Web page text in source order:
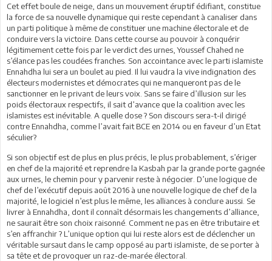
Cet effet boule de neige, dans un mouvement éruptif édifiant, constitue
la force de sa nouvelle dynamique qui reste cependant à canaliser dans
un parti politique à même de constituer une machine électorale et de
conduire vers la victoire. Dans cette course au pouvoir à conquérir
légitimement cette fois par le verdict des urnes, Youssef Chahed ne
s’élance pas les coudées franches. Son accointance avec le parti islamiste
Ennahdha lui sera un boulet au pied. Il lui vaudra la vive indignation des
électeurs modernistes et démocrates qui ne manqueront pas de le
sanctionner en le privant de leurs voix. Sans se faire d’illusion sur les
poids électoraux respectifs, il sait d’avance que la coalition avec les
islamistes est inévitable. A quelle dose ? Son discours sera-t-il dirigé
contre Ennahdha, comme l’avait fait BCE en 2014 ou en faveur d’un Etat
séculier?
Si son objectif est de plus en plus précis, le plus probablement, s’ériger
en chef de la majorité et reprendre la Kasbah par la grande porte gagnée
aux urnes, le chemin pour y parvenir reste à négocier. D’une logique de
chef de l’exécutif depuis août 2016 à une nouvelle logique de chef de la
majorité, le logiciel n’est plus le même, les alliances à conclure aussi. Se
livrer à Ennahdha, dont il connaît désormais les changements d’alliance,
ne saurait être son choix raisonné. Comment ne pas en être tributaire et
s’en affranchir ? L’unique option qui lui reste alors est de déclencher un
véritable sursaut dans le camp opposé au parti islamiste, de se porter à
sa tête et de provoquer un raz-de-marée électoral.